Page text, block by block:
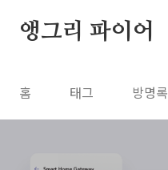
앵그리 파이어
홈 태그 방명록